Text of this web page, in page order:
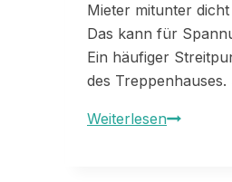
Mieter mitunter dicht
Das kann für
Ein häufiger
des
WeiterlesenWenn